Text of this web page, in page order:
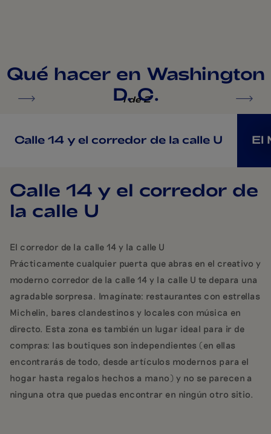
1de 2
Qué hacer en Washington
D. C.
Calle 14 y el corredor de la calle U El
Calle 14 y el corredor de
la calle U
El corredor de la calle 14 y la calle U
Prácticamente cualquier puerta que abras en el creativo y
moderno corredor de la calle 14 y la calle U te depara una
agradable sorpresa. Imagínate: restaurantes con estrellas
Michelin, bares clandestinos y locales con música en
directo. Esta zona es también un lugar ideal para ir de
compras: las boutiques son independientes (en ellas
encontrarás de todo, desde artículos modernos para el
hogar hasta regalos hechos a mano) y no se parecen a
ninguna otra que puedas encontrar en ningún otro sitio.